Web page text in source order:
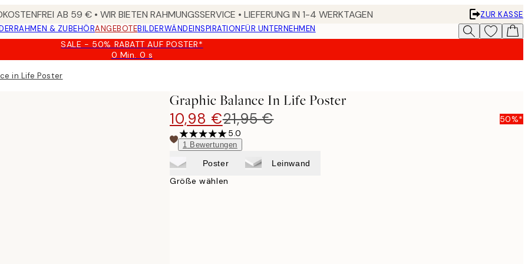
AB 59 € • WIR BIETEN RAHMUNGSSERVICE • LIEFERUNG IN 1-4 WERKTAGEN
ZUR KASSE
RAHMEN & ZUBEHÖRANGEBOTEBILDERWÄNDEINSPIRATIONFÜR UNTERNEHMEN
SALE - 50% RABATT AUF POSTER*
0 Min. 0 s
Gültig
in Life Poster
Graphic Balance In Life Poster
10,98 €21,95 €
50%*
5.0
1 Bewertungen
Poster Leinwand
Größe wählen